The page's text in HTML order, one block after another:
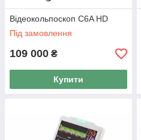
Відеокольпоскоп C6A HD
Під замовлення
109 000 ₴
Купити